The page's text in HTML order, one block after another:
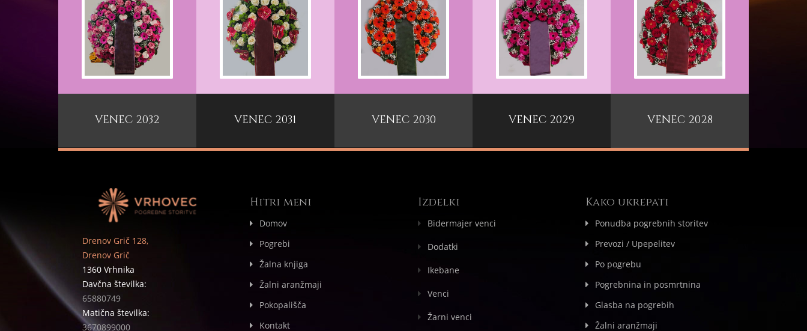
VENEC 2032 VENEC 2031 VENEC 2030 VENEC 2029 VENEC 2028
Drenov Grič 128,
Drenov Grič
1360 Vrhnika
Davčna številka:
65880749
Matična številka:
3670899000
Hitri meni
Domov
Pogrebi
Žalna knjiga
Žalni aranžmaji
Pokopališča
Kontakt
Izdelki
Bidermajer venci
Dodatki
Ikebane
Venci
Žarni venci
Kako ukrepati
Ponudba pogrebnih storitev
Prevozi / Upepelitev
Po pogrebu
Pogrebnina in posmrtnina
Glasba na pogrebih
Žalni aranžmaji